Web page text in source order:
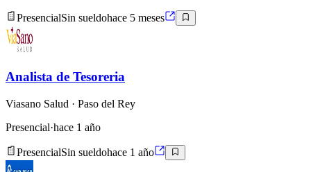
PresencialSin sueldohace 5 meses
Analista de Tesoreria
Viasano Salud · Paso del Rey
Presencial·hace 1 año
PresencialSin sueldohace 1 año